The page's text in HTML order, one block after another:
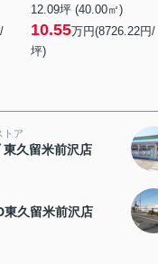
12.09坪 (40.00㎡)
10.55万円(8726.22円/
坪)
トア
東久留米前沢店
東久留米前沢店